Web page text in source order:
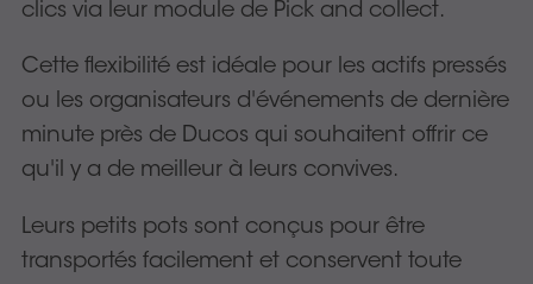
clics via leur module de Pick and collect.
Cette flexibilité est idéale pour les actifs pressés
ou les organisateurs d'événements de dernière
minute près de Ducos qui souhaitent offrir ce
qu'il y a de meilleur à leurs convives.
Leurs petits pots sont conçus pour être
transportés facilement et conservent toute